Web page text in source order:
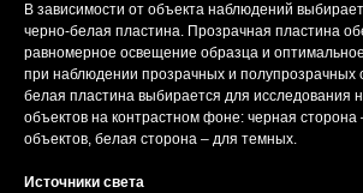
В зависимости от объекта наблюдений
черно-белая пластина. Прозрачная пластина
равномерное освещение образца и
при наблюдении прозрачных и полупрозрачных
белая пластина выбирается для исследования
объектов на контрастном фоне: черная сторона
объектов, белая сторона – для темных.
Источники света